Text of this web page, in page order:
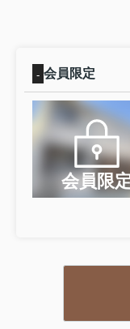
- 会員限定
会員限